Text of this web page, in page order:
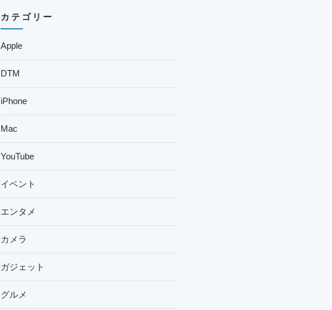
カテゴリー
Apple
DTM
iPhone
Mac
YouTube
イベント
エンタメ
カメラ
ガジェット
グルメ